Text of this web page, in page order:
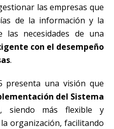
las empresas que
de la información y la
las necesidades de una
con el desempeño
.
presenta una visión que
del Sistema
, siendo más flexible y
organización, facilitando